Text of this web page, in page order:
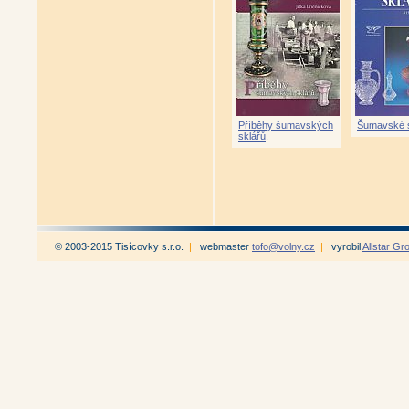
Příběhy šumavských
sklářů
Šumavské
© 2003-2015 Tisícovky s.r.o. | webmaster tofo@volny.cz | vyrobilAllstar